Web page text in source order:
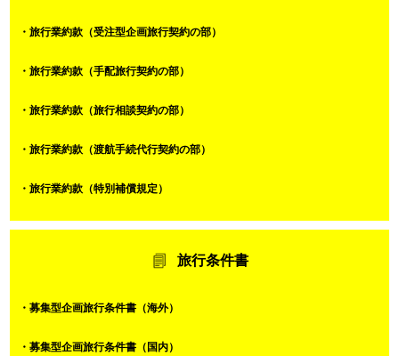
・旅行業約款（受注型企画旅行契約の部）
・旅行業約款（手配旅行契約の部）
・旅行業約款（旅行相談契約の部）
・旅行業約款（渡航手続代行契約の部）
・旅行業約款（特別補償規定）
旅行条件書
・募集型企画旅行条件書（海外）
・募集型企画旅行条件書（国内）